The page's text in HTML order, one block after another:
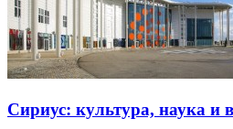
Сириус: культура, наука и